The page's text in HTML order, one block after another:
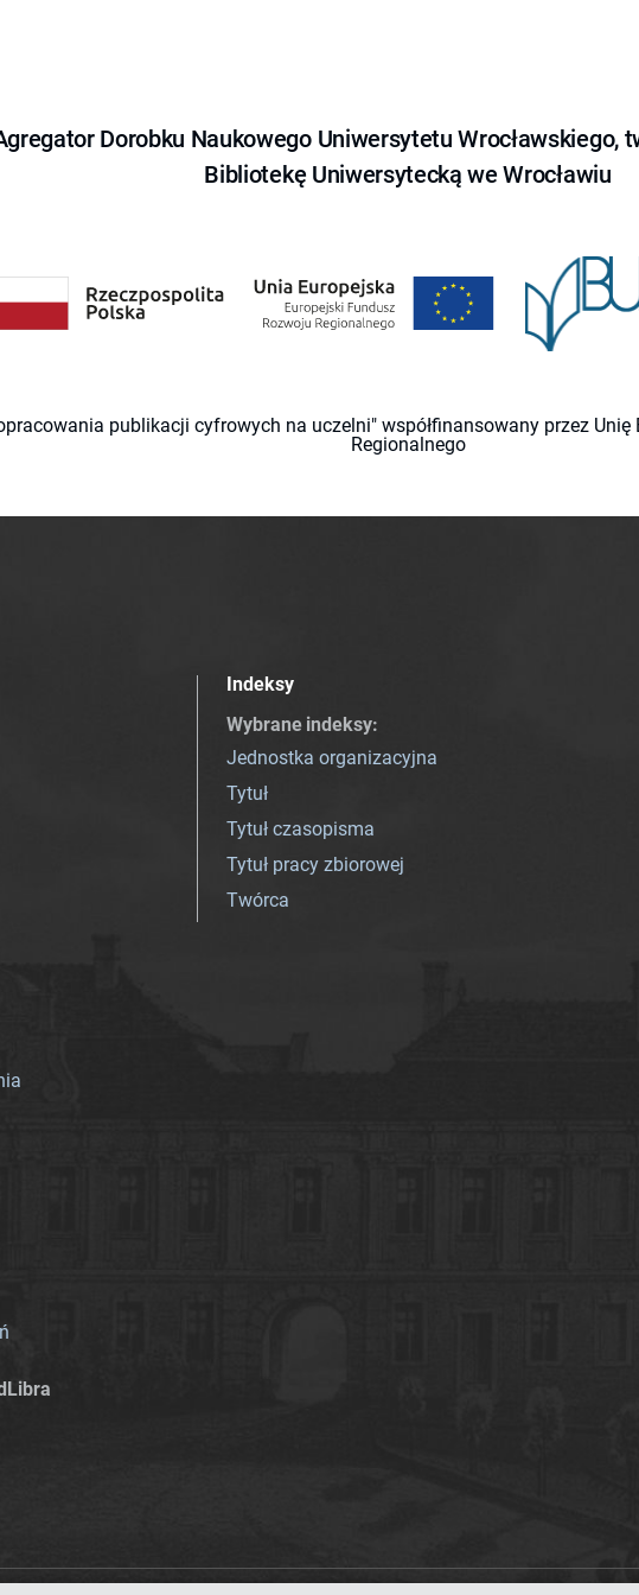
Dorobku Naukowego Uniwersytetu Wrocławskiego,
Bibliotekę Uniwersytecką we Wrocławiu
publikacji cyfrowych na uczelni" współfinansowany przez
Regionalnego
Indeksy
Wybrane indeksy:
Jednostka organizacyjna
Tytuł
Tytuł czasopisma
Tytuł pracy zbiorowej
Twórca